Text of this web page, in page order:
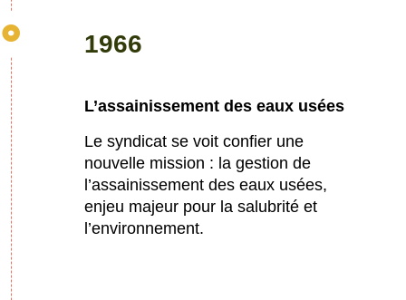
1966
L’assainissement des eaux usées
Le syndicat se voit confier une
nouvelle mission : la gestion de
l’assainissement des eaux usées,
enjeu majeur pour la salubrité et
l’environnement.